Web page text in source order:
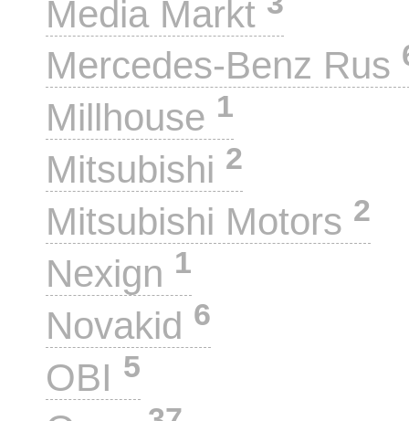
Media Markt
Mercedes-Benz Rus
Millhouse 1
Mitsubishi 2
Mitsubishi Motors 2
Nexign 1
Novakid 6
OBI 5